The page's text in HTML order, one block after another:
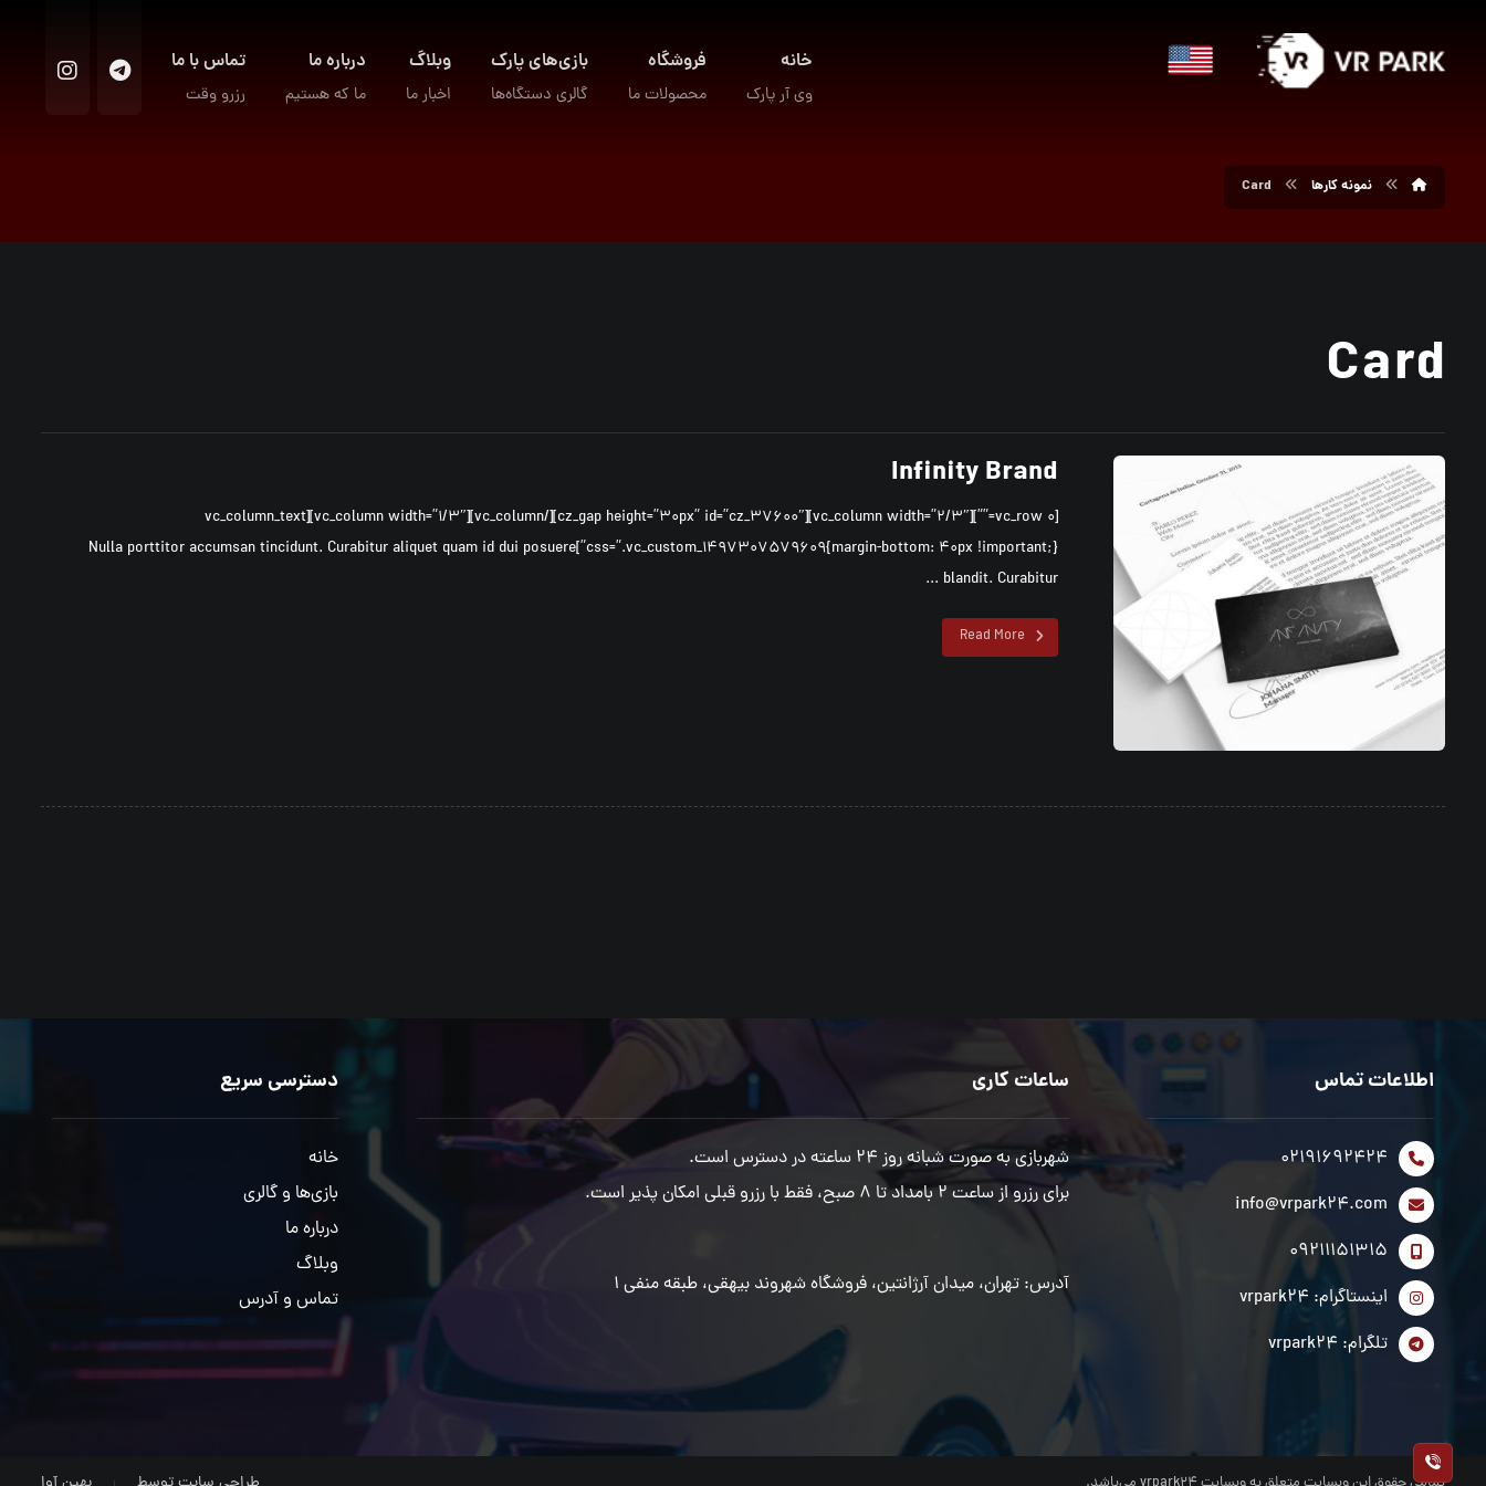
خانه
وی آر پارک
فروشگاه
محصولات ما
بازی‌های پارک
گالری دستگاه‌ها
وبلاگ
اخبار ما
درباره ما
ما که هستیم
تماس با ما
رزرو وقت
نمونه کارها Card
Card
Infinity Brand
[vc_row 0=””][vc_column width=”2/3″][cz_gap height=”30px” id=”cz_37600″][/vc_column][vc_column width=”1/3″][vc_column_text
css=”.vc_custom_1497307579609{margin-bottom: 40px !important;}”]Nulla porttitor accumsan tincidunt. Curabitur aliquet quam id dui posuere
blandit. Curabitur ...
Read More
اطلاعات تماس
02191692424
info@vrpark24.com
09211151315
اینستاگرام: vrpark24
تلگرام: vrpark24
ساعات کاری
شهربازی به صورت شبانه روز 24 ساعته در دسترس است.
برای رزرو از ساعت 2 بامداد تا 8 صبح، فقط با رزرو قبلی امکان پذیر است.
آدرس: تهران، میدان آرژانتین، فروشگاه شهروند بیهقی، طبقه منفی 1
دسترسی سریع
خانه
بازی‌ها و گالری
درباره ما
وبلاگ
تماس و آدرس